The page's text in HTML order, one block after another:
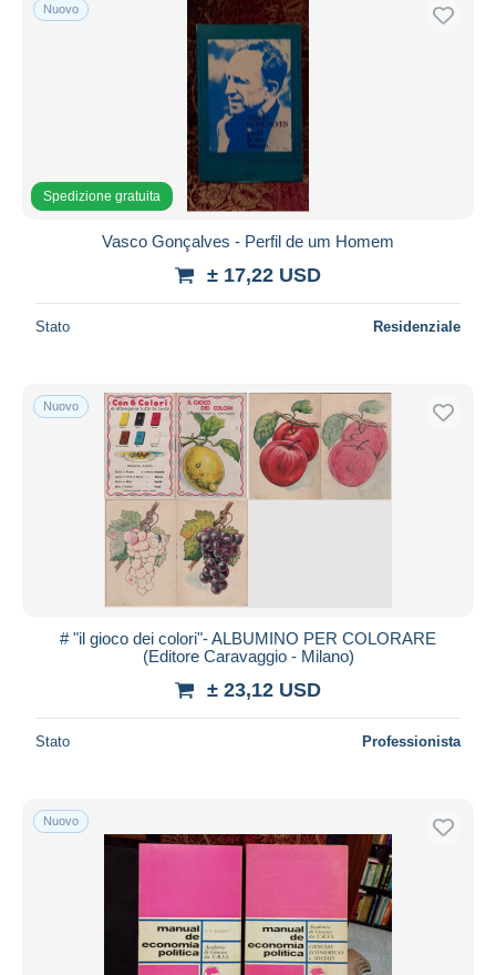
Nuovo
Spedizione gratuita
Vasco Gonçalves - Perfil de um Homem
± 17,22 USD
Stato Residenziale
Nuovo
# "il gioco dei colori"- ALBUMINO PER COLORARE
(Editore Caravaggio - Milano)
± 23,12 USD
Stato Professionista
Nuovo